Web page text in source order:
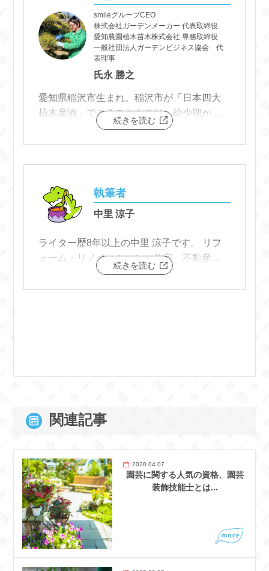
smileグループCEO
株式会社ガーデンメーカー 代表取締役
愛知農園植木苗木株式会社 専務取締役
一般社団法人ガーデンビジネス協会 代
表理事
氏永 勝之
愛知県稲沢市生まれ。稲沢市が「日本四大
植木産地」であることもあり、幼少期か ら
植木に囲まれて成長。
東京農業大学卒業後、名古屋市内の造園会
の植 栽工事に現場代理人として携わる。
続きを読む
執筆者
中里 涼子
ライター歴8年以上の中里 涼子です。 リフ
ォーム・リノベーション、住宅、不動産投
資などのジャンルで記事を執筆していま
す。 わかりやすく実用的な記事作成を得意
続きを読む
関連記事
2020.04.07
園芸に関する人気の資格、園芸
装飾技能士とは…